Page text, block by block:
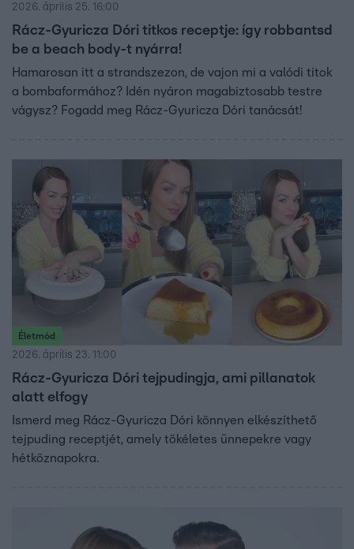
2026. április 25. 16:00
Rácz-Gyuricza Dóri titkos receptje: így robbantsd
be a beach body-t nyárra!
Hamarosan itt a strandszezon, de vajon mi a valódi titok
a bombaformához? Idén nyáron magabiztosabb testre
vágysz? Fogadd meg Rácz-Gyuricza Dóri tanácsát!
Életmód
2026. április 23. 11:00
Rácz-Gyuricza Dóri tejpudingja, ami pillanatok
alatt elfogy
Ismerd meg Rácz-Gyuricza Dóri könnyen elkészíthető
tejpuding receptjét, amely tökéletes ünnepekre vagy
hétköznapokra.